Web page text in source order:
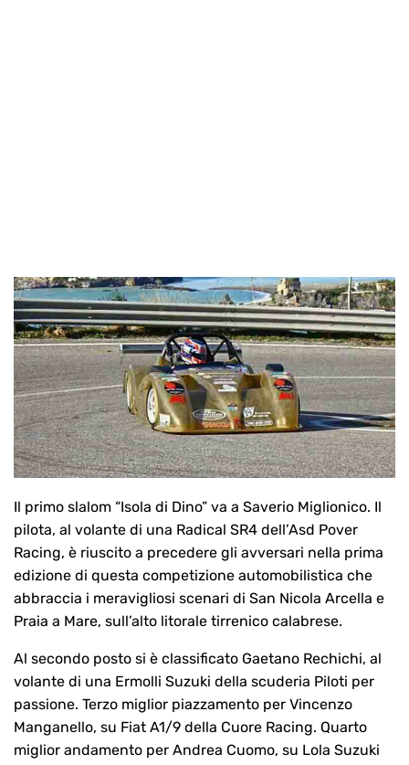
Il primo slalom “Isola di Dino” va a Saverio Miglionico. Il
pilota, al volante di una Radical SR4 dell’Asd Pover
Racing, è riuscito a precedere gli avversari nella prima
edizione di questa competizione automobilistica che
abbraccia i meravigliosi scenari di San Nicola Arcella e
Praia a Mare, sull’alto litorale tirrenico calabrese.
Al secondo posto si è classificato Gaetano Rechichi, al
volante di una Ermolli Suzuki della scuderia Piloti per
passione. Terzo miglior piazzamento per Vincenzo
Manganello, su Fiat A1/9 della Cuore Racing. Quarto
miglior andamento per Andrea Cuomo, su Lola Suzuki